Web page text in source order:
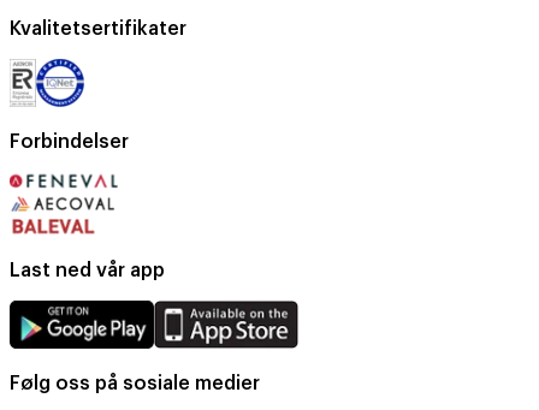
Kvalitetsertifikater
Forbindelser
Last ned vår app
Følg oss på sosiale medier